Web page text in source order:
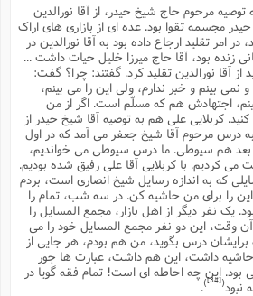
مرحوم حاج شیخ حیدر، از آقا نورالدین
مجسمه تقوا بود. عده اى از بازارى هاى اراک
در امر تقلید ارجاع داده بود به آقا نورالدین در
زنده بود، آقا حاج میرزا خلیل حیات داشت ...
آقا نورالدین تقلید کرد. گفتند: چرا؟ گفت:
بینم و خبر ندارم، ولى این را مى بینم،
اجتهادش هم که مسلّم است. اگر از من
کربلایى على هم به توصیه آقا شیخ حیدر از
به درس مرحوم آقا شیخ جعفر مى آمد که در اول
هم سیوطى. ما درس سیوطى مى خواندیم،
کردیم. با کربلایى آقا على رفیق شده بودیم.
که به اندازه رسایل شیخ انصارى است، بردم
این را براى من حاشیه کن. در سه شب، تمام را
نفر دیگر از اهل بازار، مجمع المسایل را
آن وقت، این دو نفر مجمع المسایل خود را مى
درس بگوید، من هم بودم، هر جایى از
داشت، این هم داشت، عبارت ها جور
بود. این چه احاطه اى است! تمام فقه گویا در
(
[34]
)
.